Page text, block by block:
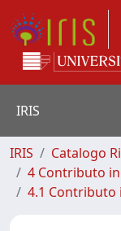
IRIS
IRIS
Catalogo
4 Contributo
4.1 Contributo